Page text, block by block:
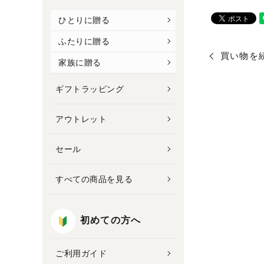
ひとりに贈る
ふたりに贈る
家族に贈る
ギフトラッピング
アウトレット
セール
すべての商品を見る
初めての方へ
ご利用ガイド
買い物を